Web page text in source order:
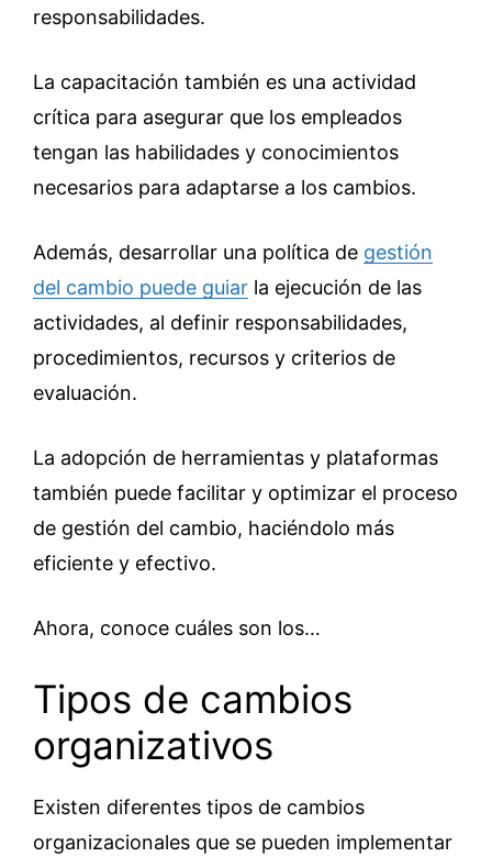
responsabilidades.
La capacitación también es una actividad
crítica para asegurar que los empleados
tengan las habilidades y conocimientos
necesarios para adaptarse a los cambios.
Además, desarrollar una política de gestión
del cambio puede guiar la ejecución de las
actividades, al definir responsabilidades,
procedimientos, recursos y criterios de
evaluación.
La adopción de herramientas y plataformas
también puede facilitar y optimizar el proceso
de gestión del cambio, haciéndolo más
eficiente y efectivo.
Ahora, conoce cuáles son los…
Tipos de cambios
organizativos
Existen diferentes tipos de cambios
organizacionales que se pueden implementar